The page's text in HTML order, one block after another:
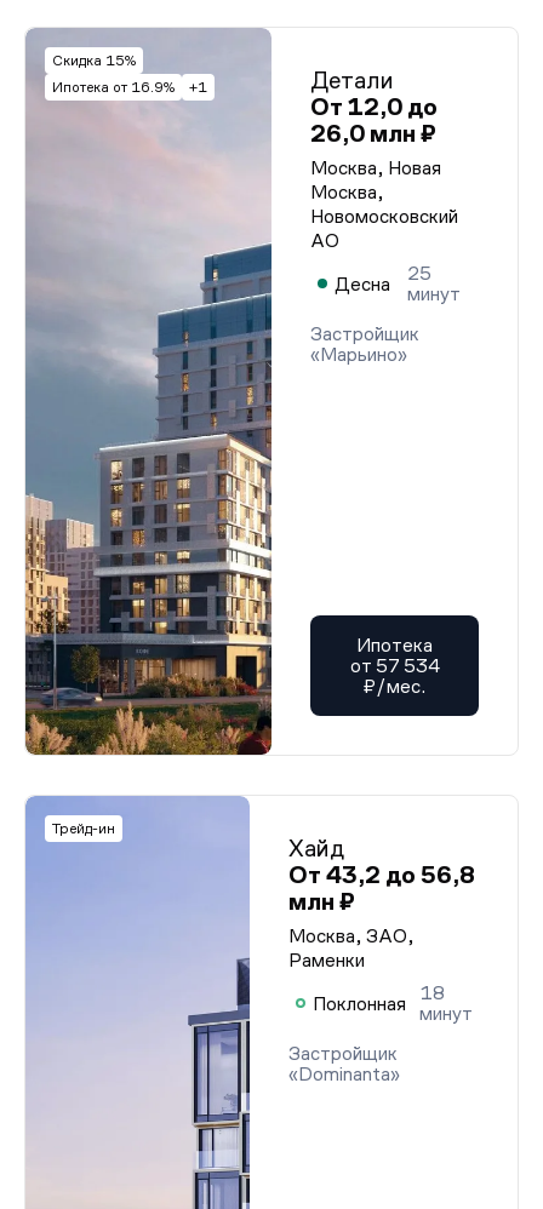
Скидка 15%
Ипотека от 16.9%
+1
Детали
От 12,0 до
26,0 млн ₽
Москва, Новая
Москва,
Новомосковский
АО
Десна
25
минут
Застройщик
«Марьино»
Ипотека
от 57 534
₽/мес.
Трейд-ин
Хайд
От 43,2 до 56,8
млн ₽
Москва, ЗАО,
Раменки
Поклонная
18
минут
Застройщик
«Dominanta»